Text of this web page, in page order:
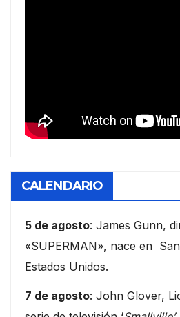
CALENDARIO
5 de agosto: James Gunn,
«SUPERMAN», nace en
Estados Unidos.
7 de agosto: John Glover,